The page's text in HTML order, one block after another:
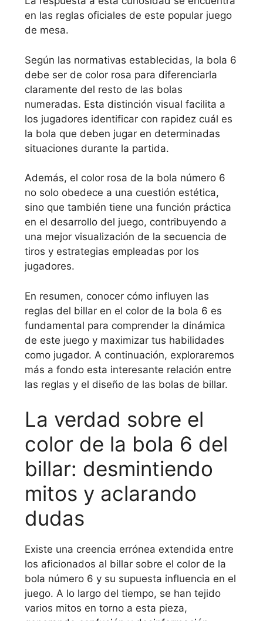
en las reglas oficiales de este popular juego
de mesa.
Según las normativas establecidas, la bola 6
debe ser de color rosa para diferenciarla
claramente del resto de las bolas
numeradas. Esta distinción visual facilita a
los jugadores identificar con rapidez cuál es
la bola que deben jugar en determinadas
situaciones durante la partida.
Además, el color rosa de la bola número 6
no solo obedece a una cuestión estética,
sino que también tiene una función práctica
en el desarrollo del juego, contribuyendo a
una mejor visualización de la secuencia de
tiros y estrategias empleadas por los
jugadores.
En resumen, conocer cómo influyen las
reglas del billar en el color de la bola 6 es
fundamental para comprender la dinámica
de este juego y maximizar tus habilidades
como jugador. A continuación, exploraremos
más a fondo esta interesante relación entre
las reglas y el diseño de las bolas de billar.
La verdad sobre el
color de la bola 6 del
billar: desmintiendo
mitos y aclarando
dudas
Existe una creencia errónea extendida entre
los aficionados al billar sobre el color de la
bola número 6 y su supuesta influencia en el
juego. A lo largo del tiempo, se han tejido
varios mitos en torno a esta pieza,